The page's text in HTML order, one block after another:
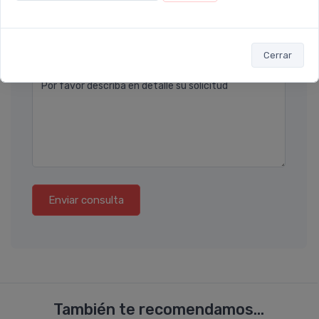
Cerrar
Teléfono
Por favor describa en detalle su solicitud
Enviar consulta
También te recomendamos...